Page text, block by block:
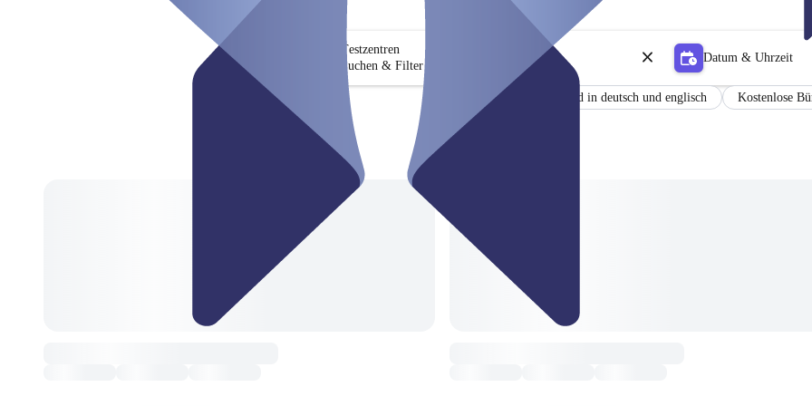
Testzentren
Suchen & Filter
Datum & Uhrzeit
Zertifikat Befund in deutsch und englisch Kostenlose